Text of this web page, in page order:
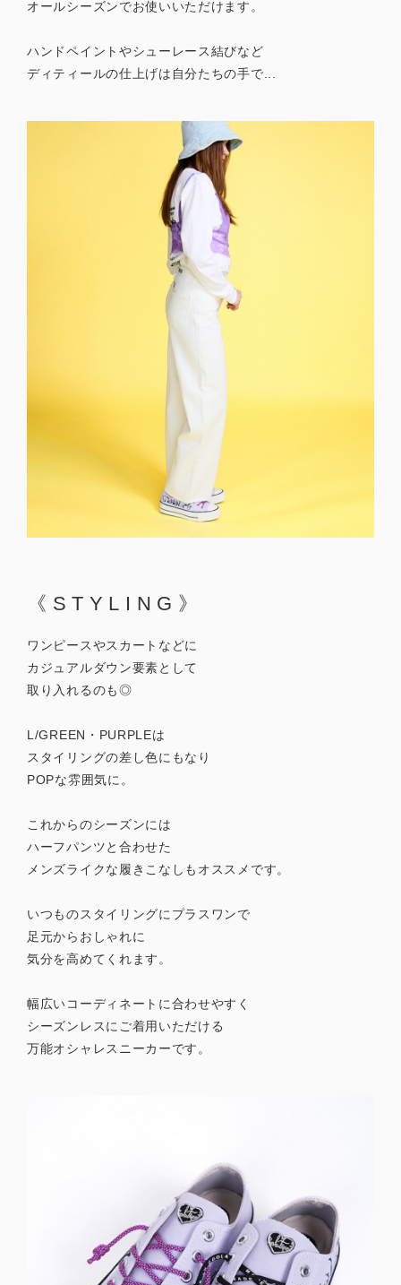
オールシーズンでお使いいただけます。
ハンドペイントやシューレース結びなど
ディティールの仕上げは自分たちの手で...
《STYLING》
ワンピースやスカートなどに
カジュアルダウン要素として
取り入れるのも◎
L/GREEN・PURPLEは
スタイリングの差し色にもなり
POPな雰囲気に。
これからのシーズンには
ハーフパンツと合わせた
メンズライクな履きこなしもオススメです。
いつものスタイリングにプラスワンで
足元からおしゃれに
気分を高めてくれます。
幅広いコーディネートに合わせやすく
シーズンレスにご着用いただける
万能オシャレスニーカーです。